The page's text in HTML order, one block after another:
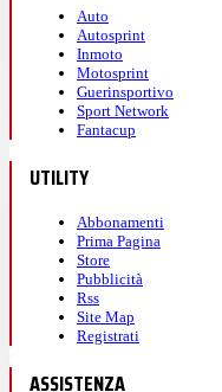
Auto
Autosprint
Inmoto
Motosprint
Guerinsportivo
Sport Network
Fantacup
UTILITY
Abbonamenti
Prima Pagina
Store
Pubblicità
Rss
Site Map
Registrati
ASSISTENZA